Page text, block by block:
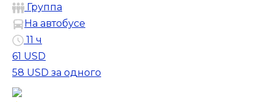
Группа
На автобусе
11 ч
61 USD
58 USD за одного